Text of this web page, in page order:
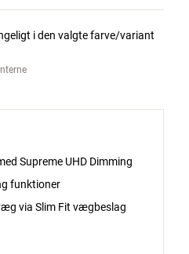
i den valgte farve/variant
Supreme UHD Dimming
funktioner
via Slim Fit vægbeslag